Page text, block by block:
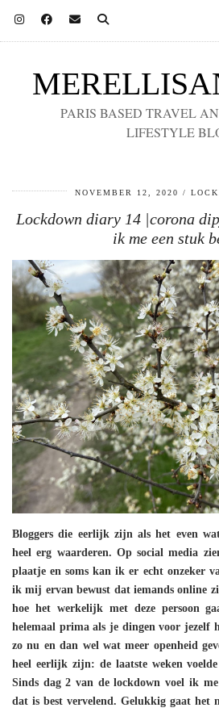
PARIS BASED TRAVEL
LIFESTYLE
NOVEMBER 12, 2020
Lockdown diary 14 |corona
ik me een stuk
Bloggers die eerlijk zijn als het even
heel erg waarderen. Op social media
plaatje en soms kan ik er echt onzeker
ik mij ervan bewust dat iemands online
hoe het werkelijk met deze persoon
helemaal prima als je dingen voor
zo nu en dan wel wat meer openheid
heel eerlijk zijn: de laatste weken
Sinds dag 2 van de lockdown voel ik
dat is best vervelend. Gelukkig gaat het